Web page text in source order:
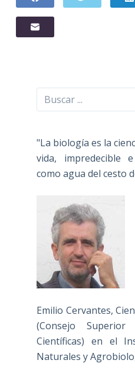
Buscar
"La biología es la
vida, impredecible
como agua del cesto
Emilio Cervantes,
(Consejo Superior
Científicas) en el
Naturales y